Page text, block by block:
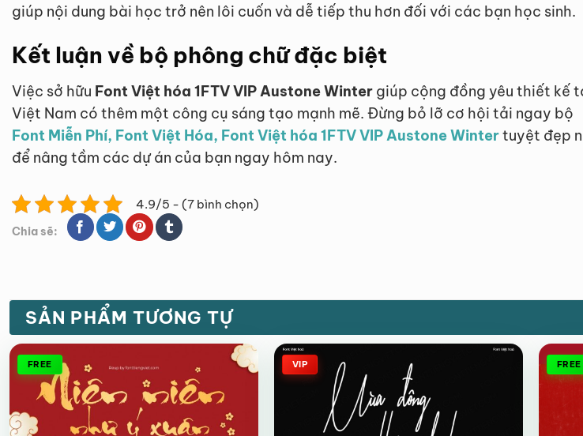
giúp nội dung bài học trở nên lôi cuốn và dễ tiếp thu hơn đối với các bạn học sinh.
Kết luận về bộ phông chữ đặc biệt
Việc sở hữu Font Việt hóa 1FTV VIP Austone Winter giúp cộng đồng yêu thiết kế
Việt Nam có thêm một công cụ sáng tạo mạnh mẽ. Đừng bỏ lỡ cơ hội tải ngay bộ
Font Miễn Phí, Font Việt Hóa, Font Việt hóa 1FTV VIP Austone Wintertuyệt đẹp
để nâng tầm các dự án của bạn ngay hôm nay.
4.9/5 - (7 bình chọn)
Chia sẽ:
SẢN PHẨM TƯƠNG TỰ
FREE VIP FREE